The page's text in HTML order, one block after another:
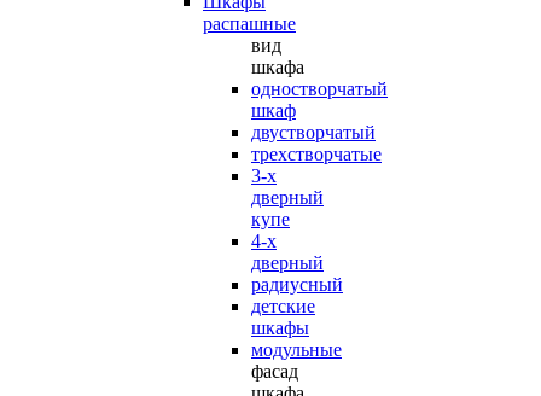
распашные
вид
шкафа
одностворчатый
шкаф
двустворчатый
трехстворчатые
3-х
дверный
купе
4-х
дверный
радиусный
детские
шкафы
модульные
фасад